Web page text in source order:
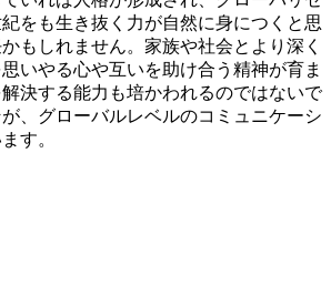
をも生き抜く力が自然に身につくと思
もしれません。家族や社会とより深く
いやる心や互いを助け合う精神が育ま
決する能力も培かわれるのではないで
、グローバルレベルのコミュニケーシ
す。